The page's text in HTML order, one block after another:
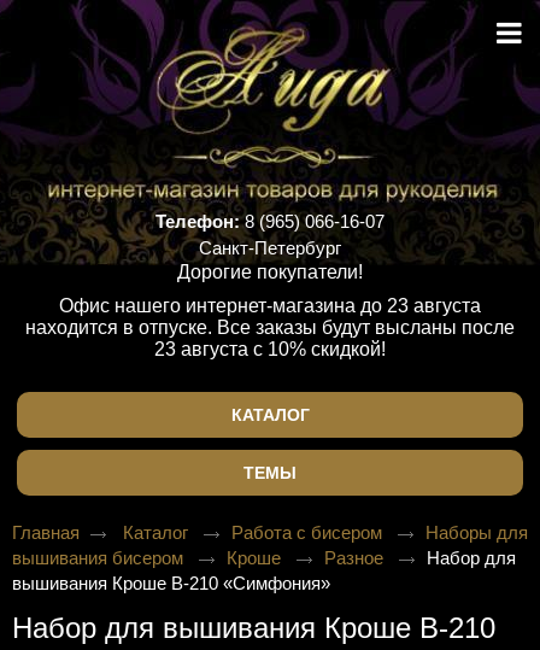
Телефон:8 (965) 066-16-07
Санкт-Петербург
Дорогие покупатели!
Офис нашего интернет-магазина до 23 августа
находится в отпуске. Все заказы будут высланы после
23 августа с 10% скидкой!
КАТАЛОГ
ТЕМЫ
Главная Каталог Работа с бисером
Наборы для
вышивания бисером
Кроше Разное
Набор для
вышивания Кроше В-210 «Симфония»
Набор для вышивания Кроше В-210